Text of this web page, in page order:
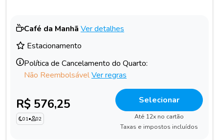
Café da Manhã Ver detalhes
Estacionamento
Política de Cancelamento do Quarto:
Não ReembolsávelVer regras
R$ 576,25
01• 02
Selecionar
Até 12x no cartão
Taxas e impostos incluídos